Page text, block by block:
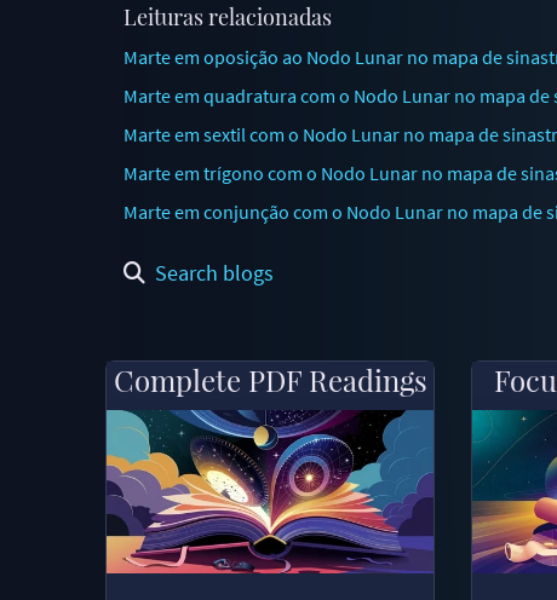
Leituras relacionadas
Marte em oposição ao Nodo Lunar no mapa de
Marte em quadratura com o Nodo Lunar no mapa
Marte em sextil com o Nodo Lunar no mapa de
Marte em trígono com o Nodo Lunar no mapa de
Marte em conjunção com o Nodo Lunar no mapa
Search blogs
Complete PDF Readings